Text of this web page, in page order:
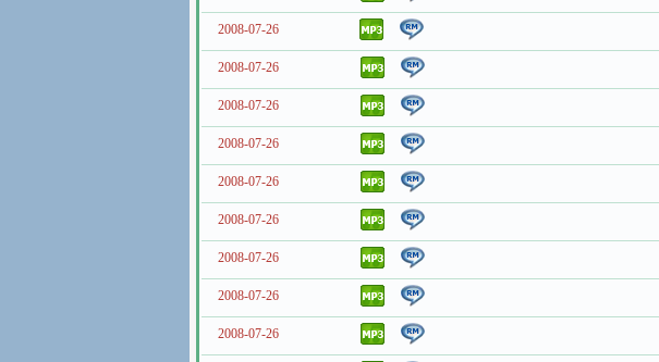
2008-07-26
2008-07-26
2008-07-26
2008-07-26
2008-07-26
2008-07-26
2008-07-26
2008-07-26
2008-07-26